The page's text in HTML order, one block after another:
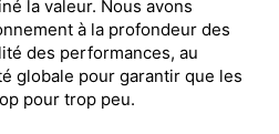
la valeur. Nous avons
à la profondeur des
des performances, au
globale pour garantir que les
pour trop peu.